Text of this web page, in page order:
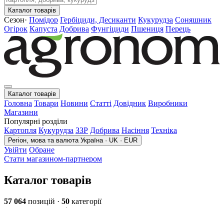
Каталог товарів
Сезон· Помідор Гербіциди, Десиканти Кукурудза Соняшник
Огірок Капуста Добрива Фунгіциди Пшениця Перець
Каталог товарів
Головна Товари Новини Статті Довідник Виробники
Магазини
Популярні розділи
Картопля Кукурудза ЗЗР Добрива Насіння Техніка
Регіон, мова та валюта Україна · UK · EUR
Увійти Обране
Стати магазином-партнером
Каталог товарів
57 064 позицій · 50 категорії